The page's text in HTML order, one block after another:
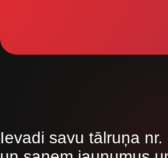
Ievadi savu tālruņa nr.